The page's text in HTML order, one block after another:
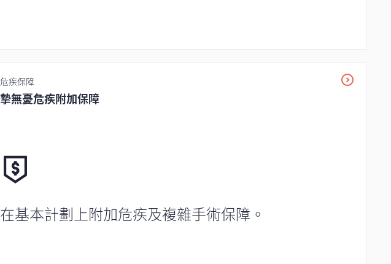
危疾保障
摯無憂危疾附加保障
在基本計劃上附加危疾及複雜手術保障。